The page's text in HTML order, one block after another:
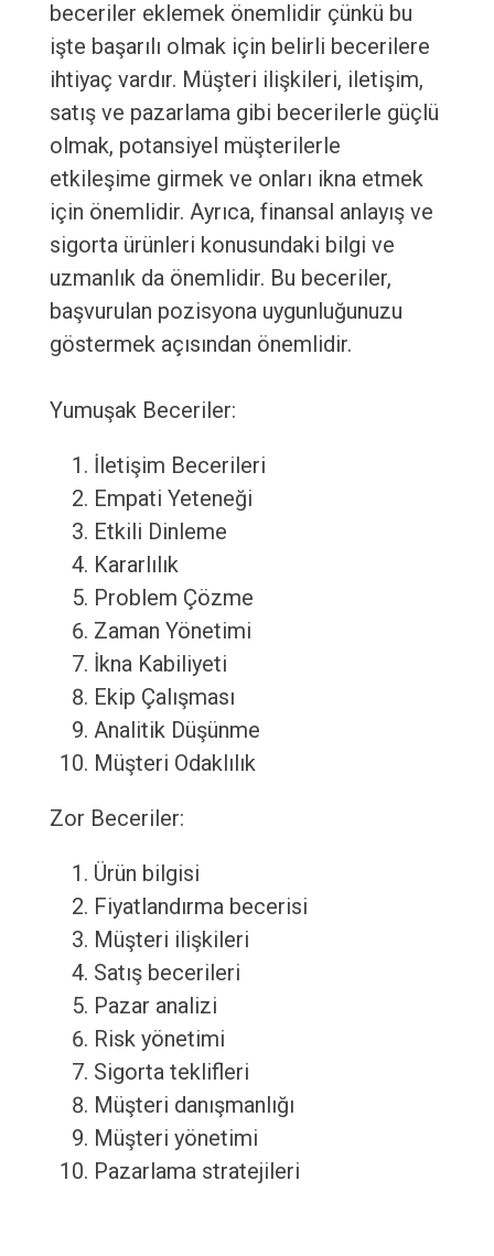
beceriler eklemek önemlidir çünkü bu
işte başarılı olmak için belirli becerilere
ihtiyaç vardır. Müşteri ilişkileri, iletişim,
satış ve pazarlama gibi becerilerle güçlü
olmak, potansiyel müşterilerle
etkileşime girmek ve onları ikna etmek
için önemlidir. Ayrıca, finansal anlayış ve
sigorta ürünleri konusundaki bilgi ve
uzmanlık da önemlidir. Bu beceriler,
başvurulan pozisyona uygunluğunuzu
göstermek açısından önemlidir.
Yumuşak Beceriler:
İletişim Becerileri
Empati Yeteneği
Etkili Dinleme
Kararlılık
Problem Çözme
Zaman Yönetimi
İkna Kabiliyeti
Ekip Çalışması
Analitik Düşünme
Müşteri Odaklılık
Zor Beceriler:
Ürün bilgisi
Fiyatlandırma becerisi
Müşteri ilişkileri
Satış becerileri
Pazar analizi
Risk yönetimi
Sigorta teklifleri
Müşteri danışmanlığı
Müşteri yönetimi
Pazarlama stratejileri